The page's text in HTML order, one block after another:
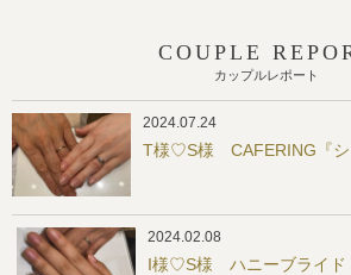
COUPLE
カップルレポート
2024.07.24
T様♡S様 CAFERING『シ
2024.02.08
I様♡S様 ハニーブライド